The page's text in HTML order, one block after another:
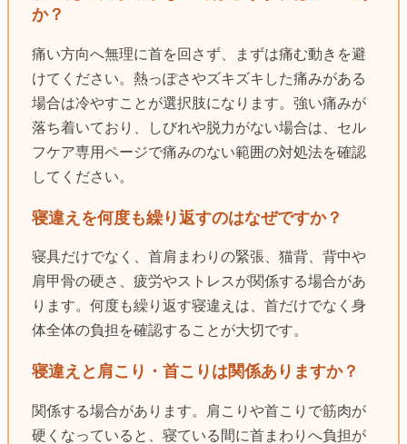
か？
痛い方向へ無理に首を回さず、まずは痛む動きを避
けてください。熱っぽさやズキズキした痛みがある
場合は冷やすことが選択肢になります。強い痛みが
落ち着いており、しびれや脱力がない場合は、セル
フケア専用ページで痛みのない範囲の対処法を確認
してください。
寝違えを何度も繰り返すのはなぜですか？
寝具だけでなく、首肩まわりの緊張、猫背、背中や
肩甲骨の硬さ、疲労やストレスが関係する場合があ
ります。何度も繰り返す寝違えは、首だけでなく身
体全体の負担を確認することが大切です。
寝違えと肩こり・首こりは関係ありますか？
関係する場合があります。肩こりや首こりで筋肉が
硬くなっていると、寝ている間に首まわりへ負担が